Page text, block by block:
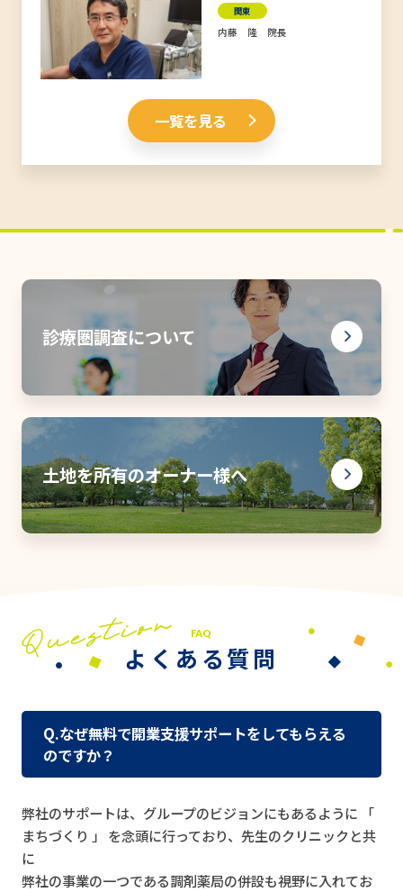
関東
内藤 隆 院長
一覧を見る
診療圏調査について
土地を所有のオーナー様へ
FAQ
よくある質問
Q.なぜ無料で開業支援サポートをしてもらえる
のですか？
弊社のサポートは、グループのビジョンにもあるように 「
まちづくり 」 を念頭に行っており、先生のクリニックと共
に
弊社の事業の一つである調剤薬局の併設も視野に入れてお